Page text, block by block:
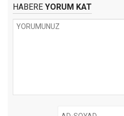
HABERE YORUM KAT